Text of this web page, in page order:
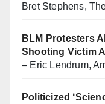
Bret Stephens,
BLM Protesters
Shooting Victim
– Eric Lendrum,
Politicized